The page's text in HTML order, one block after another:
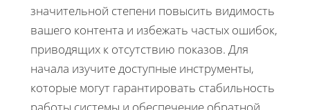
значительной степени повысить видимость
вашего контента и избежать частых ошибок,
приводящих к отсутствию показов. Для
начала изучите доступные инструменты,
которые могут гарантировать стабильность
работы системы и обеспечение обратной